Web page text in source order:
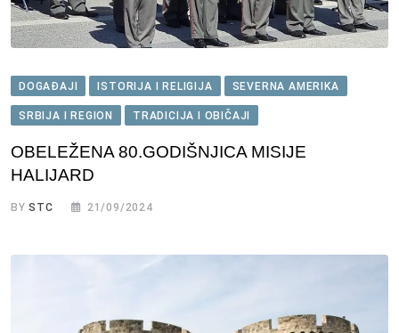
DOGAĐAJI ISTORIJA I RELIGIJA SEVERNA AMERIKA
SRBIJA I REGION TRADICIJA I OBIČAJI
OBELEŽENA 80.GODIŠNJICA MISIJE
HALIJARD
BYSTC 21/09/2024